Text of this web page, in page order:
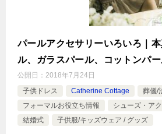
パールアクセサリーいろいろ｜
ル、ガラスパール、コットンパ
公開日： 2018年7月24日
子供ドレス
Catherine Cottage 葬儀/
フォーマルお役立ち情報
シューズ・ア
結婚式
子供服/キッズウェア / グッズ